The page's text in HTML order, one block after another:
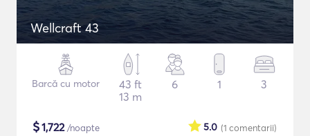
Wellcraft 43
Barcă cu motor
43 ft
13 m
6 1 3
$1,722/noapte (1 comentarii)
5.0